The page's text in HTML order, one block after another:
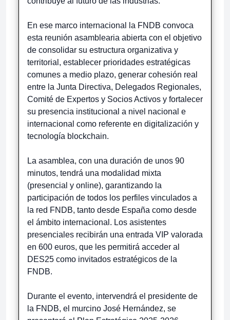
En ese marco internacional la FNDB convoca
esta reunión asamblearia abierta con el objetivo
de consolidar su estructura organizativa y
territorial, establecer prioridades estratégicas
comunes a medio plazo, generar cohesión real
entre la Junta Directiva, Delegados Regionales,
Comité de Expertos y Socios Activos y fortalecer
su presencia institucional a nivel nacional e
internacional como referente en digitalización y
tecnología blockchain.
La asamblea, con una duración de unos 90
minutos, tendrá una modalidad mixta
(presencial y online), garantizando la
participación de todos los perfiles vinculados a
la red FNDB, tanto desde España como desde
el ámbito internacional. Los asistentes
presenciales recibirán una entrada VIP valorada
en 600 euros, que les permitirá acceder al
DES25 como invitados estratégicos de la
FNDB.
Durante el evento, intervendrá el presidente de
la FNDB, el murcino José Hernández, se